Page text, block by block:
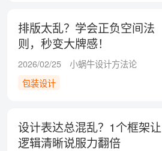
排版太乱？学会正负空间法
则，秒变大牌感！
2026/02/25
小蜗牛设计方法论
包装设计
设计表达总混乱？1个框架让
逻辑清晰说服力翻倍